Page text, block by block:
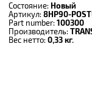
Состояние: Новый
Артикул: 8HP90-
Part number: 100300
Производитель:
Вес нетто: 0,33 кг.